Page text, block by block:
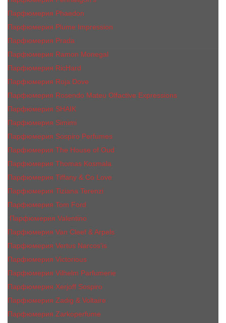
Парфюмерия Phaedon
Парфюмерия Plume Impression
Парфюмерия Prada
Парфюмерия Ramon Monegal
Парфюмерия RicHard
Парфюмерия Roja Dove
Парфюмерия Rosendo Mateu Olfactive Expressions
Парфюмерия SHAIK
Парфюмерия Simimi
Парфюмерия Sospiro Perfumes
Парфюмерия The House of Oud
Парфюмерия Thomas Kosmala
Парфюмерия Tiffany & Co Love
Парфюмерия Tiziana Terenzi
Парфюмерия Tom Ford
Парфюмерия Valentino
Парфюмерия Van Cleef & Arpels
Парфюмерия Vertus Narcos'is
Парфюмерия Victorious
Парфюмерия Vilhelm Parfumerie
Парфюмерия Xerjoff Sospiro
Парфюмерия Zadig & Voltaire
Парфюмерия Zarkoperfume